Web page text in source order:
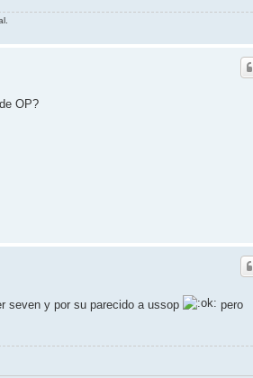
OP?
seven y por su parecido a ussop
pero